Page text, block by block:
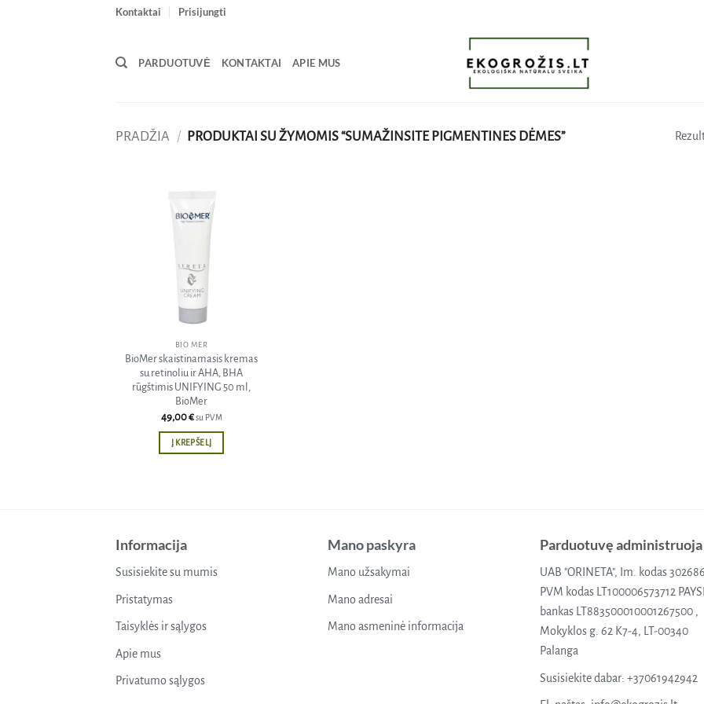
Kontaktai Prisijungti
PARDUOTUVĖ KONTAKTAI APIE MUS
PRADŽIA / PRODUKTAI SU ŽYMOMIS “SUMAŽINSITE PIGMENTINES DĖMES”
BIO MER
BioMer skaistinamasis kremas
su retinoliu ir AHA, BHA
rūgštimis UNIFYING 50 ml,
BioMer
49,00€ su PVM
Į KREPŠELĮ
Informacija
Susisiekite su mumis
Pristatymas
Taisyklės ir sąlygos
Apie mus
Privatumo sąlygos
Mano paskyra
Mano užsakymai
Mano adresai
Mano asmeninė informacija
Parduotuvę administruoja
UAB "ORINETA", Im. kodas
PVM kodas LT100006573712
bankas LT883500010001267500 ,
Mokyklos g. 62 K7-4, LT-00340
Palanga
Susisiekite dabar: +37061942942